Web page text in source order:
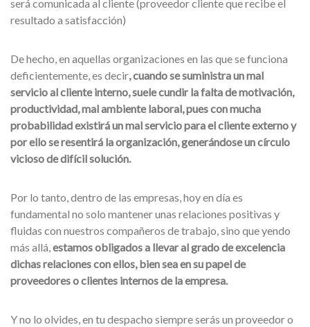
será comunicada al cliente (proveedor cliente que recibe el
resultado a satisfacción)
De hecho, en aquellas organizaciones en las que se funciona
deficientemente, es decir, cuando se suministra un mal
servicio al cliente interno, suele cundir la falta de motivación,
productividad, mal ambiente laboral, pues con mucha
probabilidad existirá un mal servicio para el cliente externo y
por ello se resentirá la organización, generándose un círculo
vicioso de difícil solución.
Por lo tanto, dentro de las empresas, hoy en día es
fundamental no solo mantener unas relaciones positivas y
fluidas con nuestros compañeros de trabajo, sino que yendo
más allá,estamos obligados a llevar al grado de excelencia
dichas relaciones con ellos, bien sea en su papel de
proveedores o clientes internos de la empresa.
Y no lo olvides, en tu despacho siempre serás un proveedor o